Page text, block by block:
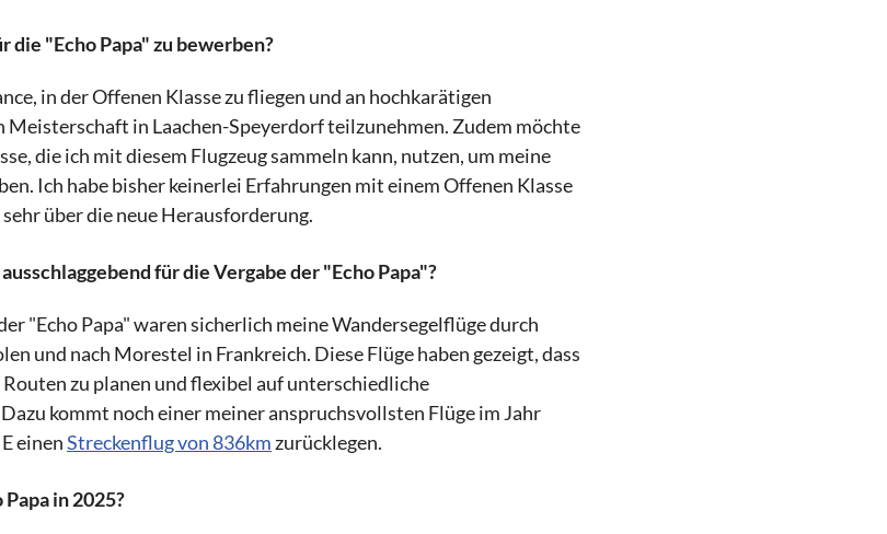
"Echo Papa" zu bewerben?
in der Offenen Klasse zu fliegen und an hochkarätigen
in Laachen-Speyerdorf teilzunehmen. Zudem möchte
die ich mit diesem Flugzeug sammeln kann, nutzen, um meine
Ich habe bisher keinerlei Erfahrungen mit einem Offenen Klasse
über die neue Herausforderung.
für die Vergabe der "Echo Papa"?
"Echo Papa" waren sicherlich meine Wandersegelflüge durch
und nach Morestel in Frankreich. Diese Flüge haben gezeigt, dass
zu planen und flexibel auf unterschiedliche
kommt noch einer meiner anspruchsvollsten Flüge im Jahr
einenStreckenflug von 836km zurücklegen.
in 2025?